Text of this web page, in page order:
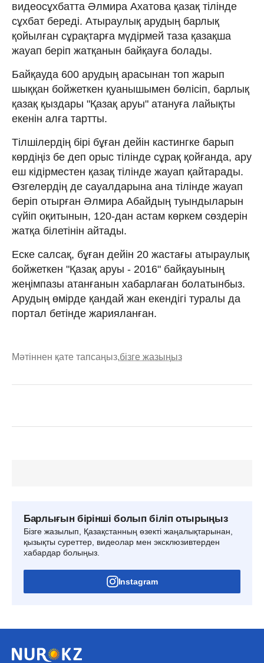
видеосұхбатта Әлмира Ахатова қазақ тілінде
сұхбат береді. Атыраулық арудың барлық
қойылған сұрақтарға мүдірмей таза қазақша
жауап беріп жатқанын байқауға болады.
Байқауда 600 арудың арасынан топ жарып
шыққан бойжеткен қуанышымен бөлісіп, барлық
қазақ қыздары "Қазақ аруы" атануға лайықты
екенін алға тартты.
Тілшілердің бірі бұған дейін кастингке барып
көрдіңіз бе деп орыс тілінде сұрақ қойғанда, ару
еш кідірместен қазақ тілінде жауап қайтарады.
Өзгелердің де сауалдарына ана тілінде жауап
беріп отырған Әлмира Абайдың туындыларын
сүйіп оқитынын, 120-дан астам көркем сөздерін
жатқа білетінін айтады.
Еске салсақ, бұған дейін 20 жастағы атыраулық
бойжеткен "Қазақ аруы - 2016" байқауының
жеңімпазы атанғанын хабарлаған болатынбыз.
Арудың өмірде қандай жан екендігі туралы да
портал бетінде жарияланған.
Мәтіннен қате тапсаңыз,бізге жазыңыз
Барлығын бірінші болып біліп отырыңыз
Бізге жазылып, Қазақстанның өзекті жаңалықтарынан,
қызықты суреттер, видеолар мен эксклюзивтерден
хабардар болыңыз.
Instagram